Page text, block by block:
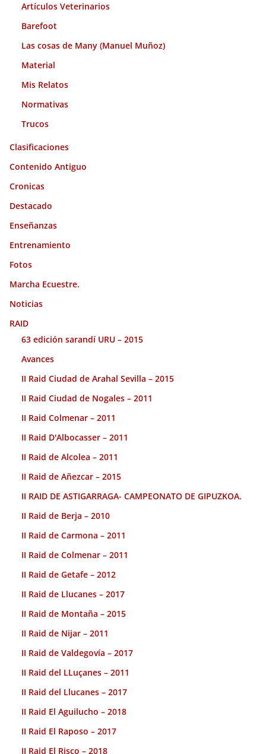
Artículos Veterinarios
Barefoot
Las cosas de Many (Manuel Muñoz)
Material
Mis Relatos
Normativas
Trucos
Clasificaciones
Contenido Antiguo
Cronicas
Destacado
Enseñanzas
Entrenamiento
Fotos
Marcha Ecuestre.
Noticias
RAID
63 edición sarandí URU – 2015
Avances
II Raid Ciudad de Arahal Sevilla – 2015
II Raid Ciudad de Nogales – 2011
II Raid Colmenar – 2011
II Raid D'Albocasser – 2011
II Raid de Alcolea – 2011
II Raid de Añezcar – 2015
II RAID DE ASTIGARRAGA- CAMPEONATO DE GIPUZKOA.
II Raid de Berja – 2010
II Raid de Carmona – 2011
II Raid de Colmenar – 2011
II Raid de Getafe – 2012
II Raid de Llucanes – 2017
II Raid de Montaña – 2015
II Raid de Nijar – 2011
II Raid de Valdegovía – 2017
II Raid del LLuçanes – 2011
II Raid del Llucanes – 2017
II Raid El Aguilucho – 2018
II Raid El Raposo – 2017
II Raid El Risco – 2018